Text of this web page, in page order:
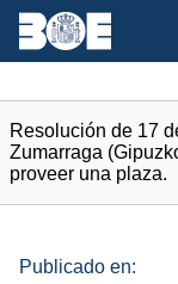
Resolución de 17
Zumarraga
proveer una plaza.
Publicado en: